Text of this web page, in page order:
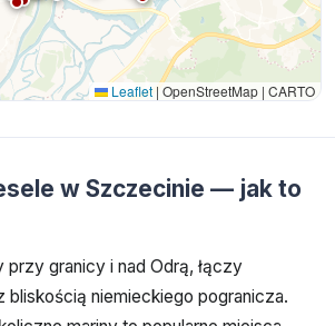
Leaflet | OpenStreetMap | CARTO
w Szczecinie — jak to
przy granicy i nad Odrą, łączy
bliskością niemieckiego pogranicza.